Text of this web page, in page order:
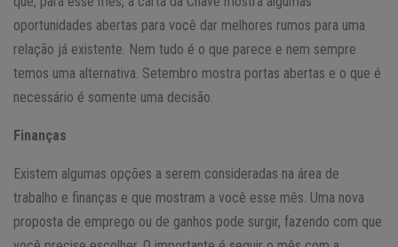
oportunidades abertas para você dar melhores rumos para uma
relação já existente. Nem tudo é o que parece e nem sempre
temos uma alternativa. Setembro mostra portas abertas e o que é
necessário é somente uma decisão.
Finanças
Existem algumas opções a serem consideradas na área de
trabalho e finanças e que mostram a você esse mês. Uma nova
proposta de emprego ou de ganhos pode surgir, fazendo com que